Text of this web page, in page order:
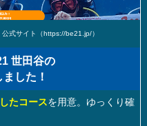
式サイト（https://be21.jp/）
世田谷の
した！
たコースを用意。ゆっくり確